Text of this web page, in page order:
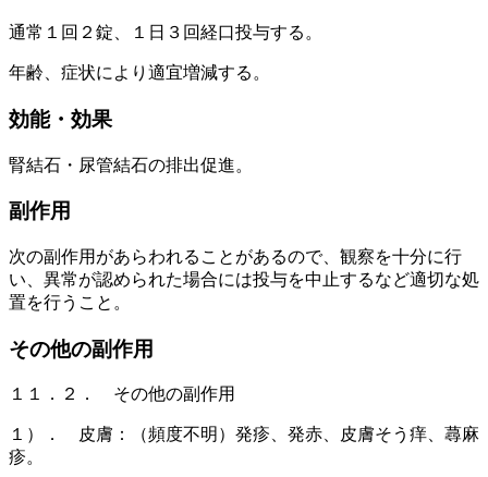
通常１回２錠、１日３回経口投与する。
年齢、症状により適宜増減する。
効能・効果
腎結石・尿管結石の排出促進。
副作用
次の副作用があらわれることがあるので、観察を十分に行
い、異常が認められた場合には投与を中止するなど適切な処
置を行うこと。
その他の副作用
１１．２． その他の副作用
１）． 皮膚：（頻度不明）発疹、発赤、皮膚そう痒、蕁麻
疹。